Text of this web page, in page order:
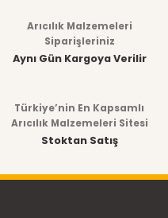
Arıcılık Malzemeleri
Siparişleriniz
Aynı Gün Kargoya Verilir
Türkiye’nin En Kapsamlı
Arıcılık Malzemeleri Sitesi
Stoktan Satış